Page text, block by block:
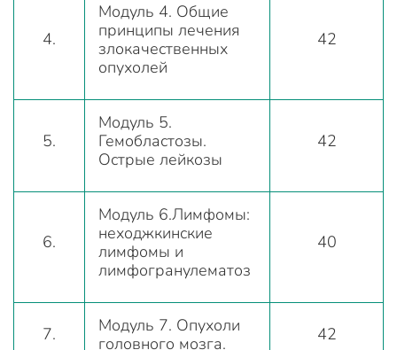
4.
Модуль 4. Общие
принципы лечения
злокачественных
опухолей
42
5.
Модуль 5.
Гемобластозы.
Острые лейкозы
42
6.
Модуль 6.Лимфомы:
неходжкинские
лимфомы и
лимфогранулематоз
40
7.
Модуль 7. Опухоли
головного мозга.
42